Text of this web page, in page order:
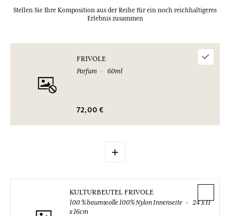
Stellen Sie Ihre Komposition aus der Reihe für ein noch reichhaltigeres
Erlebnis zusammen
FRIVOLE
Parfum
60ml
72,00 €
+
KULTURBEUTEL FRIVOLE
100 % baumwolle 100% Nylon Innenseite
24 x 11
x 16cm